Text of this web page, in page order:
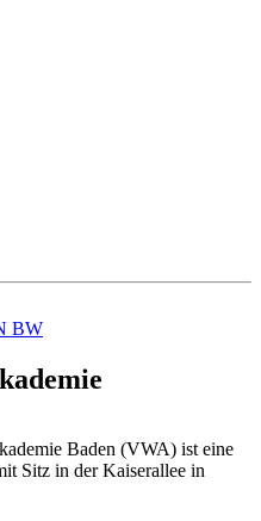
BW
Baden (VWA) ist eine
Sitz in der Kaiserallee in